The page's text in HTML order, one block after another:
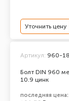
Уточнить цену
Болт DIN 960
10.9 цинк
Артикул: 960-
последняя цена: